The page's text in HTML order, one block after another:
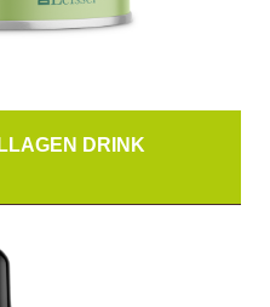
DRINK